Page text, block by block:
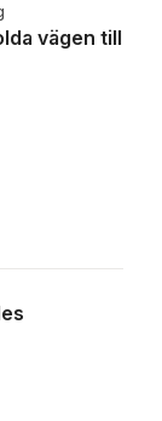
vägen till